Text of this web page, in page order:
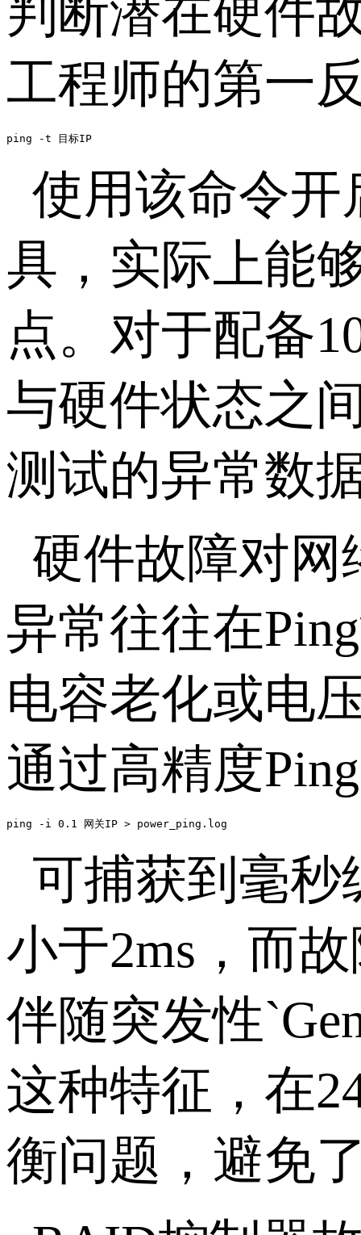
判断潜在硬件
工程师的第一
ping -t 目标IP
使用该命令开
具，实际上能
点。对于配备
与硬件状态之
测试的异常数
硬件故障对网
异常往往在
电容老化或电
通过高精度
ping -i 0.1 网关IP > power_ping.log
可捕获到毫秒
小于2ms，而
伴随突发性
这种特征，在
衡问题，避免